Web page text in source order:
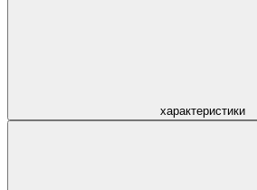
характеристики